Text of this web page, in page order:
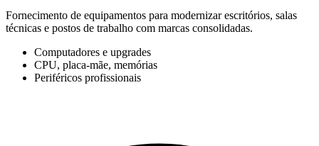
Fornecimento de equipamentos para modernizar escritórios, salas
técnicas e postos de trabalho com marcas consolidadas.
Computadores e upgrades
CPU, placa-mãe, memórias
Periféricos profissionais